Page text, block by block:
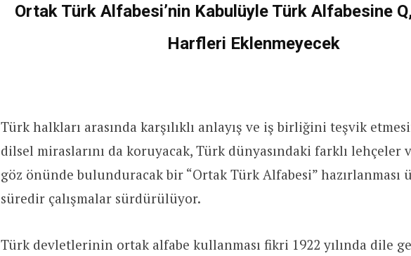
Ortak Türk Alfabesi’nin Kabulüyle Türk Alfabesine
Harfleri Eklenmeyecek
Türk halkları arasında karşılıklı anlayış ve iş birliğini teşvik
dilsel miraslarını da koruyacak, Türk dünyasındaki farklı lehçeler
göz önünde bulunduracak bir “Ortak Türk Alfabesi” hazırlanması
süredir çalışmalar sürdürülüyor.
Türk devletlerinin ortak alfabe kullanması fikri 1922 yılında dile